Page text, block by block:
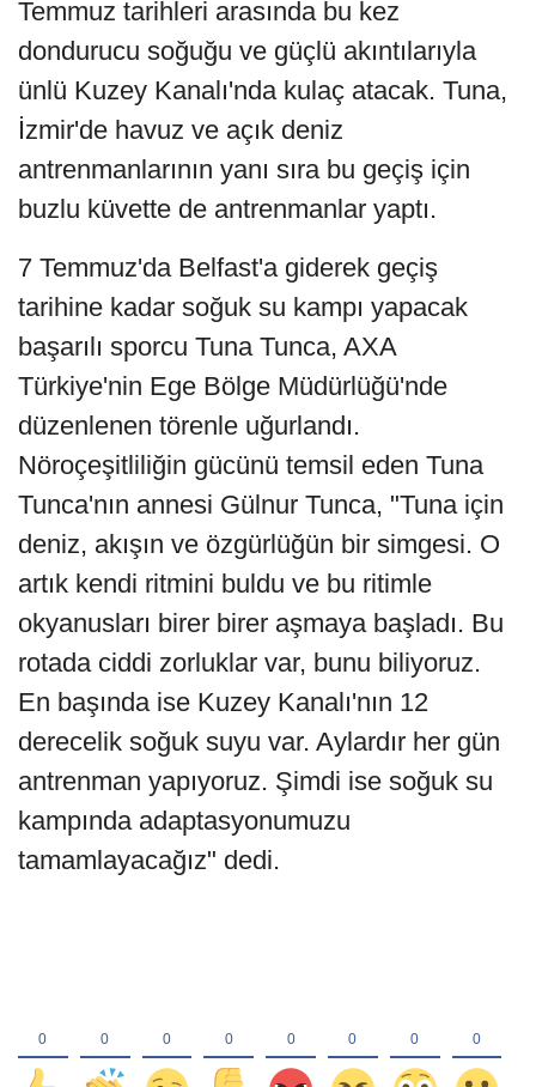
Temmuz tarihleri arasında bu kez
dondurucu soğuğu ve güçlü akıntılarıyla
ünlü Kuzey Kanalı'nda kulaç atacak. Tuna,
İzmir'de havuz ve açık deniz
antrenmanlarının yanı sıra bu geçiş için
buzlu küvette de antrenmanlar yaptı.
7 Temmuz'da Belfast'a giderek geçiş
tarihine kadar soğuk su kampı yapacak
başarılı sporcu Tuna Tunca, AXA
Türkiye'nin Ege Bölge Müdürlüğü'nde
düzenlenen törenle uğurlandı.
Nöroçeşitliliğin gücünü temsil eden Tuna
Tunca'nın annesi Gülnur Tunca, "Tuna için
deniz, akışın ve özgürlüğün bir simgesi. O
artık kendi ritmini buldu ve bu ritimle
okyanusları birer birer aşmaya başladı. Bu
rotada ciddi zorluklar var, bunu biliyoruz.
En başında ise Kuzey Kanalı'nın 12
derecelik soğuk suyu var. Aylardır her gün
antrenman yapıyoruz. Şimdi ise soğuk su
kampında adaptasyonumuzu
tamamlayacağız" dedi.